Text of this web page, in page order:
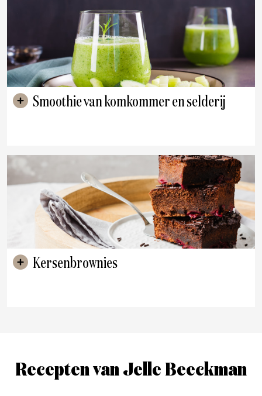
Smoothie van komkommer en selderij
Kersenbrownies
Recepten van Jelle Beeckman